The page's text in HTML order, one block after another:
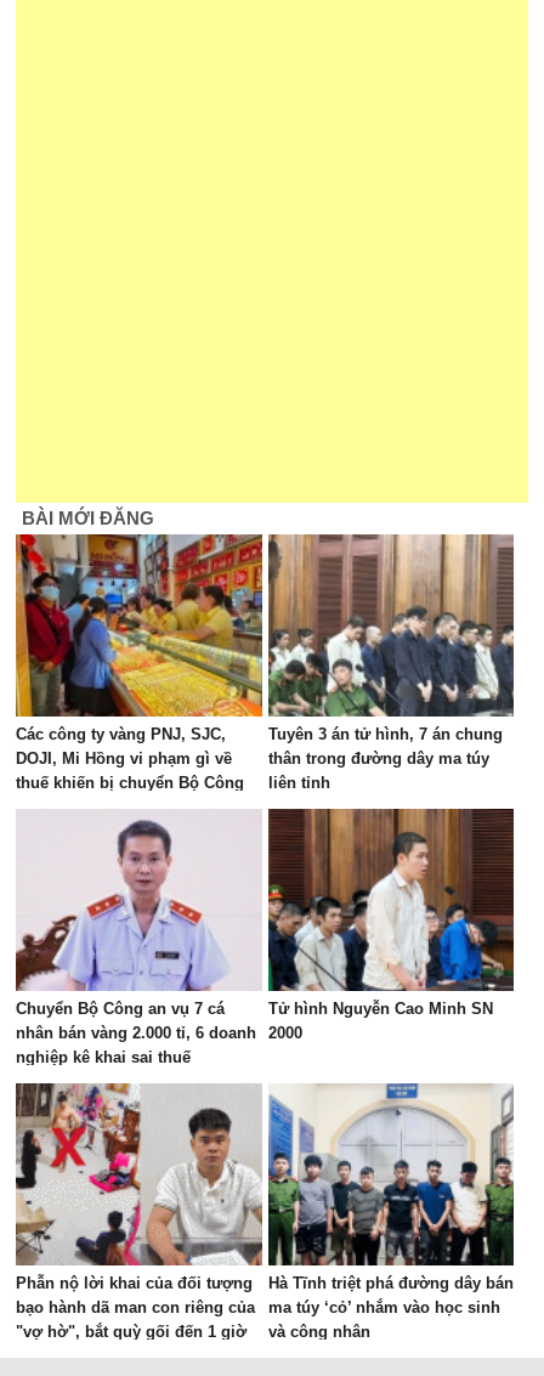
BÀI MỚI ĐĂNG
Các công ty vàng PNJ, SJC,
DOJI, Mi Hồng vi phạm gì về
thuế khiến bị chuyển Bộ Công
an xem xét?
Tuyên 3 án tử hình, 7 án chung
thân trong đường dây ma túy
liên tỉnh
Chuyển Bộ Công an vụ 7 cá
nhân bán vàng 2.000 tỉ, 6 doanh
nghiệp kê khai sai thuế
Tử hình Nguyễn Cao Minh SN
2000
Phẫn nộ lời khai của đối tượng
bạo hành dã man con riêng của
"vợ hờ", bắt quỳ gối đến 1 giờ
sáng
Hà Tĩnh triệt phá đường dây bán
ma túy ‘cỏ’ nhắm vào học sinh
và công nhân